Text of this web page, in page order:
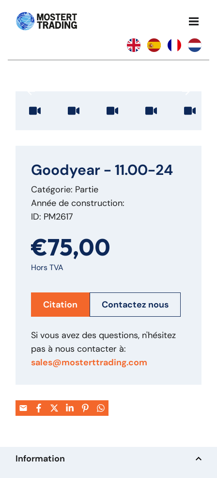
Goodyear - 11.00-24
Catégorie: Partie
Année de construction:
ID: PM2617
€75,00
Hors TVA
Citation Contactez nous
Si vous avez des questions, n'hésitez
pas à nous contacter à:
sales@mosterttrading.com
Information